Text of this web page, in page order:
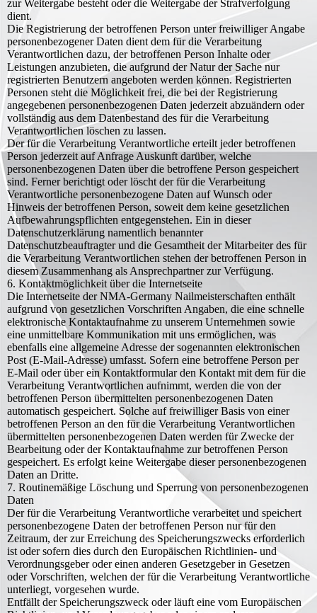
zur Weitergabe besteht oder die Weitergabe der Strafverfolgung
dient.
Die Registrierung der betroffenen Person unter freiwilliger Angabe
personenbezogener Daten dient dem für die Verarbeitung
Verantwortlichen dazu, der betroffenen Person Inhalte oder
Leistungen anzubieten, die aufgrund der Natur der Sache nur
registrierten Benutzern angeboten werden können. Registrierten
Personen steht die Möglichkeit frei, die bei der Registrierung
angegebenen personenbezogenen Daten jederzeit abzuändern oder
vollständig aus dem Datenbestand des für die Verarbeitung
Verantwortlichen löschen zu lassen.
Der für die Verarbeitung Verantwortliche erteilt jeder betroffenen
Person jederzeit auf Anfrage Auskunft darüber, welche
personenbezogenen Daten über die betroffene Person gespeichert
sind. Ferner berichtigt oder löscht der für die Verarbeitung
Verantwortliche personenbezogene Daten auf Wunsch oder
Hinweis der betroffenen Person, soweit dem keine gesetzlichen
Aufbewahrungspflichten entgegenstehen. Ein in dieser
Datenschutzerklärung namentlich benannter
Datenschutzbeauftragter und die Gesamtheit der Mitarbeiter des für
die Verarbeitung Verantwortlichen stehen der betroffenen Person in
diesem Zusammenhang als Ansprechpartner zur Verfügung.
6. Kontaktmöglichkeit über die Internetseite
Die Internetseite der NMA-Germany Nailmeisterschaften enthält
aufgrund von gesetzlichen Vorschriften Angaben, die eine schnelle
elektronische Kontaktaufnahme zu unserem Unternehmen sowie
eine unmittelbare Kommunikation mit uns ermöglichen, was
ebenfalls eine allgemeine Adresse der sogenannten elektronischen
Post (E-Mail-Adresse) umfasst. Sofern eine betroffene Person per
E-Mail oder über ein Kontaktformular den Kontakt mit dem für die
Verarbeitung Verantwortlichen aufnimmt, werden die von der
betroffenen Person übermittelten personenbezogenen Daten
automatisch gespeichert. Solche auf freiwilliger Basis von einer
betroffenen Person an den für die Verarbeitung Verantwortlichen
übermittelten personenbezogenen Daten werden für Zwecke der
Bearbeitung oder der Kontaktaufnahme zur betroffenen Person
gespeichert. Es erfolgt keine Weitergabe dieser personenbezogenen
Daten an Dritte.
7. Routinemäßige Löschung und Sperrung von personenbezogenen
Daten
Der für die Verarbeitung Verantwortliche verarbeitet und speichert
personenbezogene Daten der betroffenen Person nur für den
Zeitraum, der zur Erreichung des Speicherungszwecks erforderlich
ist oder sofern dies durch den Europäischen Richtlinien- und
Verordnungsgeber oder einen anderen Gesetzgeber in Gesetzen
oder Vorschriften, welchen der für die Verarbeitung Verantwortliche
unterliegt, vorgesehen wurde.
Entfällt der Speicherungszweck oder läuft eine vom Europäischen